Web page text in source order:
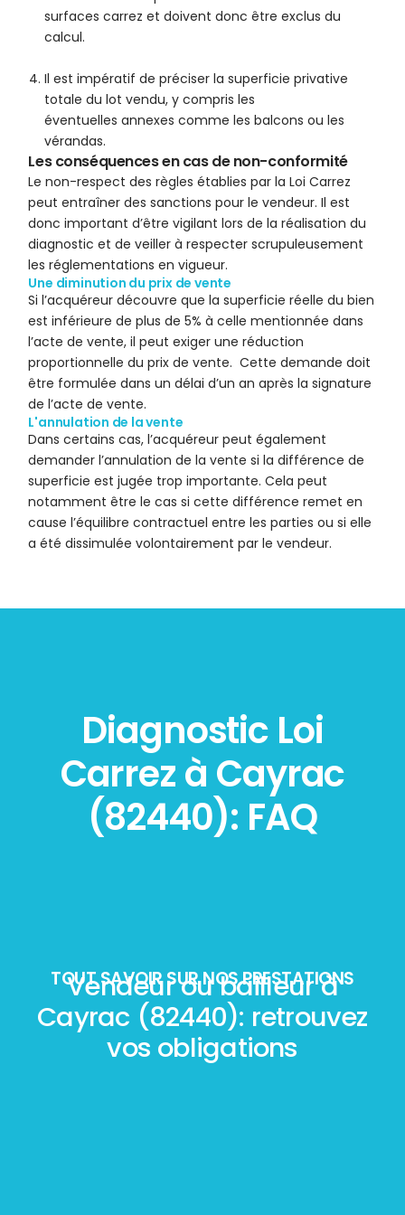
surfaces carrez et doivent donc être exclus du
calcul.
Il est impératif de préciser la superficie privative
totale du lot vendu, y compris les
éventuelles annexes comme les balcons ou les
vérandas.
Les conséquences en cas de non-conformité
Le non-respect des règles établies par la Loi Carrez
peut entraîner des sanctions pour le vendeur. Il est
donc important d’être vigilant lors de la réalisation du
diagnostic et de veiller à respecter scrupuleusement
les réglementations en vigueur.
Une diminution du prix de vente
Si l’acquéreur découvre que la superficie réelle du bien
est inférieure de plus de 5% à celle mentionnée dans
l’acte de vente, il peut exiger une réduction
proportionnelle du prix de vente. Cette demande doit
être formulée dans un délai d’un an après la signature
de l’acte de vente.
L'annulation de la vente
Dans certains cas, l’acquéreur peut également
demander l’annulation de la vente si la différence de
superficie est jugée trop importante. Cela peut
notamment être le cas si cette différence remet en
cause l’équilibre contractuel entre les parties ou si elle
a été dissimulée volontairement par le vendeur.
Diagnostic Loi
Carrez à Cayrac
(82440): FAQ
TOUT SAVOIR SUR NOS PRESTATIONS
Vendeur ou bailleur à
Cayrac (82440): retrouvez
vos obligations